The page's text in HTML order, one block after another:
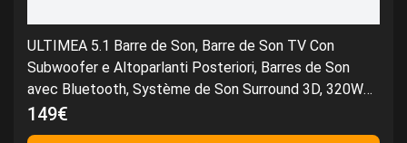
ULTIMEA 5.1 Barre de Son, Barre de Son TV Con
Subwoofer e Altoparlanti Posteriori, Barres de Son
avec Bluetooth, Système de Son Surround 3D, 320W
Soundbar avec App Contrôle, Home Cinema, Poseidon
D50
149€